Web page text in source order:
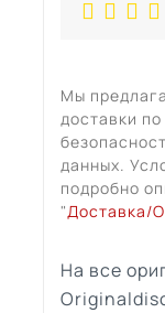
Мы
доставки
данных.
подробно
"Доставка/
На все